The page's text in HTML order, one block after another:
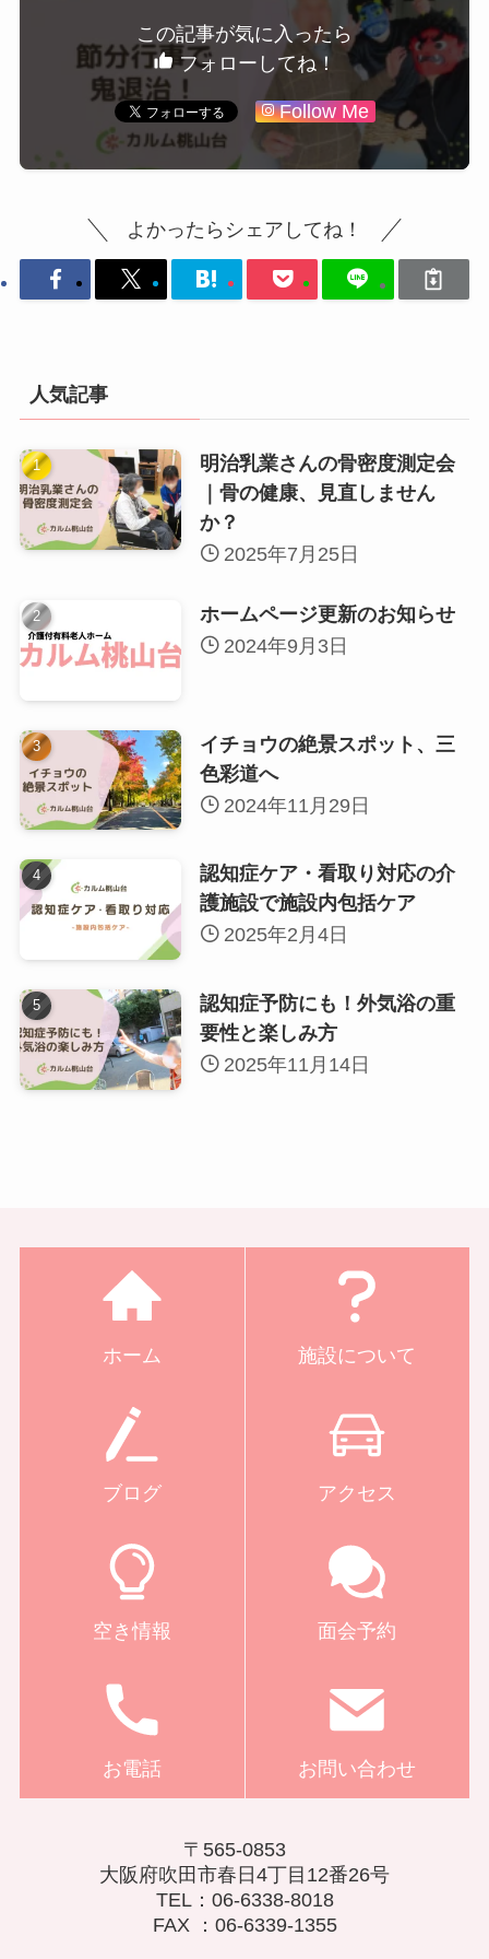
この記事が気に入ったら
フォローしてね！
Follow Me
よかったらシェアしてね！
人気記事
明治乳業さんの骨密度測定会
｜骨の健康、見直しません
か？
2025年7月25日
ホームページ更新のお知らせ
2024年9月3日
イチョウの絶景スポット、三
色彩道へ
2024年11月29日
認知症ケア・看取り対応の介
護施設で施設内包括ケア
2025年2月4日
認知症予防にも！外気浴の重
要性と楽しみ方
2025年11月14日
ホーム 施設について
ブログ アクセス
空き情報 面会予約
お電話 お問い合わせ
〒565-0853
大阪府吹田市春日4丁目12番26号
TEL：06-6338-8018
FAX ：06-6339-1355